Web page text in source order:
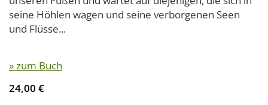
seine Höhlen wagen und seine verborgenen Seen
und Flüsse...
» zum Buch
24,00 €